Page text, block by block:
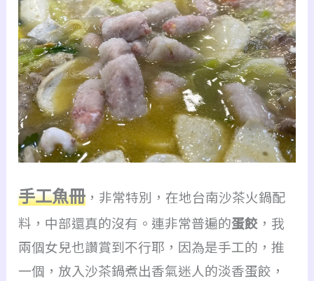
手工魚冊 ，非常特別，在地台南沙茶火鍋配
料，中部還真的沒有。連非常普遍的蛋餃 ，我
兩個女兒也讚賞到不行耶，因為是手工的，推
一個，放入沙茶鍋煮出香氣迷人的淡香蛋餃，